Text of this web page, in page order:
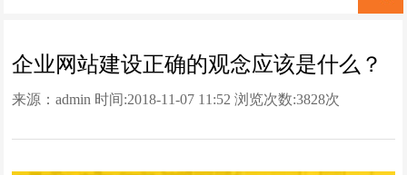
竞价托管
全网营销
百家号代运营
企业网站建设正确的观念应该是什么？
来源：admin 时间:2018-11-07 11:52 浏览次数:3828次